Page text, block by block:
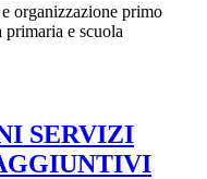
organizzazione primo
e scuola
SERVIZI